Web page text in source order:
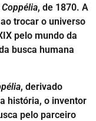
Coppélia, de 1870. A
trocar o universo
pelo mundo da
busca humana
, derivado
história, o inventor
pelo parceiro